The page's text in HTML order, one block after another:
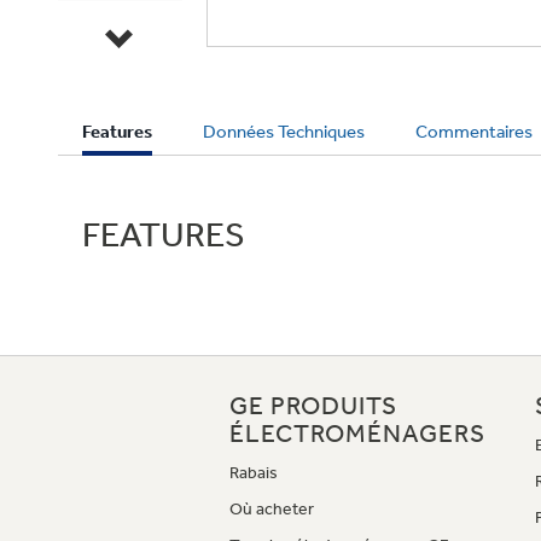
Current
Tab:
Features Données Techniques Commentaires
FEATURES
GE PRODUITS
ÉLECTROMÉNAGERS
Rabais
Où acheter